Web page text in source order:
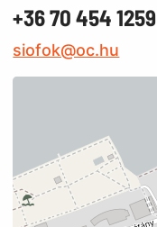
+36 70 454 1259
siofok@oc.hu